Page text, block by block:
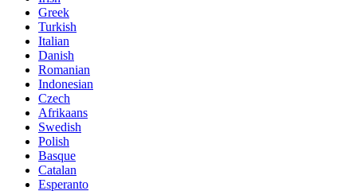
Greek
Turkish
Italian
Danish
Romanian
Indonesian
Czech
Afrikaans
Swedish
Polish
Basque
Catalan
Esperanto